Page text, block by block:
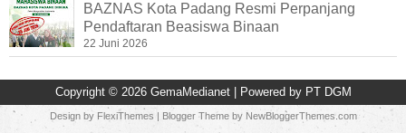
BAZNAS Kota Padang Resmi Perpanjang
Pendaftaran Beasiswa Binaan
22 Juni 2026
Copyright © 2026 GemaMedianet | Powered by PT DGM
Design by FlexiThemes | Blogger Theme by NewBloggerThemes.com